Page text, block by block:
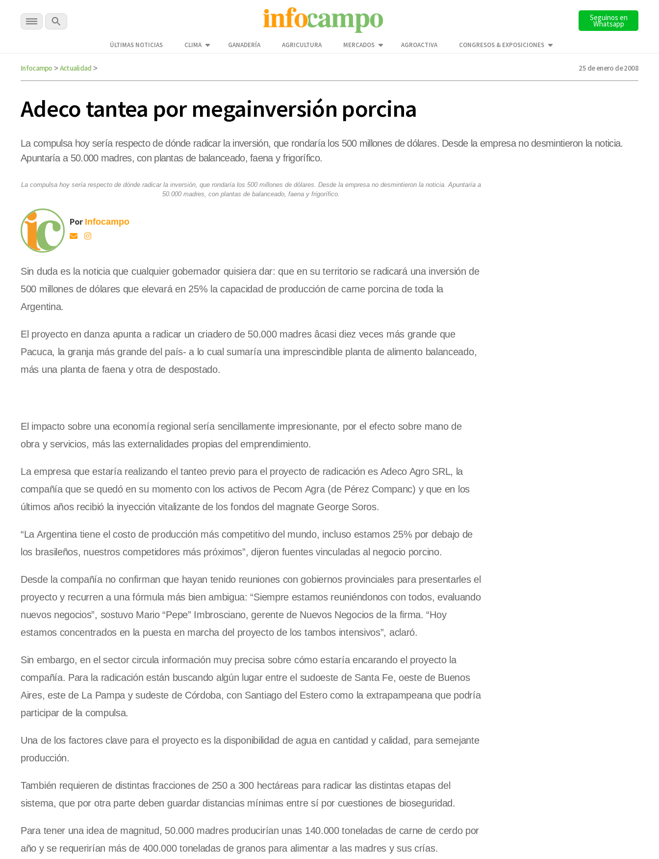
Seguinos en
Whatsapp
ÚLTIMAS NOTICIAS CLIMA GANADERÍA AGRICULTURA MERCADOS AGROACTIVA CONGRESOS & EXPOSICIONES
Infocampo > Actualidad > 25 de enero de 2008
Adeco tantea por megainversión porcina
La compulsa hoy sería respecto de dónde radicar la inversión, que rondaría los 500 millones de dólares. Desde la empresa no desmintieron la noticia.
Apuntaría a 50.000 madres, con plantas de balanceado, faena y frigorífico.
La compulsa hoy sería respecto de dónde radicar la inversión, que rondaría los 500 millones de dólares. Desde la empresa no desmintieron la noticia. Apuntaría a
50.000 madres, con plantas de balanceado, faena y frigorífico.
Por Infocampo
Sin duda es la noticia que cualquier gobernador quisiera dar: que en su territorio se radicará una inversión de
500 millones de dólares que elevará en 25% la capacidad de producción de carne porcina de toda la
Argentina.
El proyecto en danza apunta a radicar un criadero de 50.000 madres âcasi diez veces más grande que
Pacuca, la granja más grande del país- a lo cual sumaría una imprescindible planta de alimento balanceado,
más una planta de faena y otra de despostado.
El impacto sobre una economía regional sería sencillamente impresionante, por el efecto sobre mano de
obra y servicios, más las externalidades propias del emprendimiento.
La empresa que estaría realizando el tanteo previo para el proyecto de radicación es Adeco Agro SRL, la
compañía que se quedó en su momento con los activos de Pecom Agra (de Pérez Companc) y que en los
últimos años recibió la inyección vitalizante de los fondos del magnate George Soros.
“La Argentina tiene el costo de producción más competitivo del mundo, incluso estamos 25% por debajo de
los brasileños, nuestros competidores más próximos”, dijeron fuentes vinculadas al negocio porcino.
Desde la compañía no confirman que hayan tenido reuniones con gobiernos provinciales para presentarles el
proyecto y recurren a una fórmula más bien ambigua: “Siempre estamos reuniéndonos con todos, evaluando
nuevos negocios”, sostuvo Mario “Pepe” Imbrosciano, gerente de Nuevos Negocios de la firma. “Hoy
estamos concentrados en la puesta en marcha del proyecto de los tambos intensivos”, aclaró.
Sin embargo, en el sector circula información muy precisa sobre cómo estaría encarando el proyecto la
compañía. Para la radicación están buscando algún lugar entre el sudoeste de Santa Fe, oeste de Buenos
Aires, este de La Pampa y sudeste de Córdoba, con Santiago del Estero como la extrapampeana que podría
participar de la compulsa.
Una de los factores clave para el proyecto es la disponibilidad de agua en cantidad y calidad, para semejante
producción.
También requieren de distintas fracciones de 250 a 300 hectáreas para radicar las distintas etapas del
sistema, que por otra parte deben guardar distancias mínimas entre sí por cuestiones de bioseguridad.
Para tener una idea de magnitud, 50.000 madres producirían unas 140.000 toneladas de carne de cerdo por
año y se requerirían más de 400.000 toneladas de granos para alimentar a las madres y sus crías.